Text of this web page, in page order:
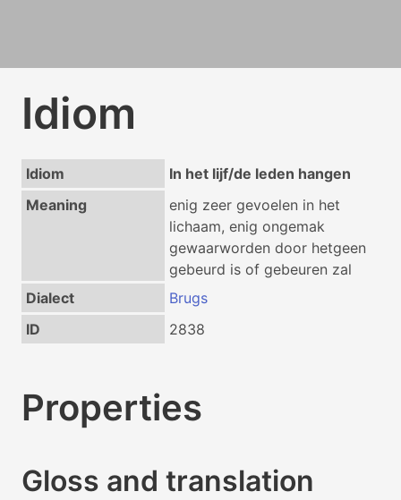
Idiom
Idiom
In het lijf/de leden hangen
Meaning
enig zeer gevoelen in het
lichaam, enig ongemak
gewaarworden door hetgeen
gebeurd is of gebeuren zal
Dialect
Brugs
ID
2838
Properties
Gloss and translation